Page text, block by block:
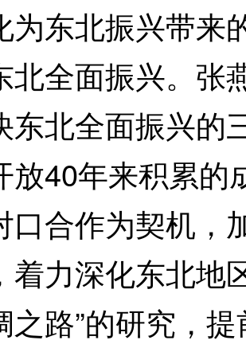
为东北振兴带来
北全面振兴。张
东北全面振兴的
放40年来积累的
口合作为契机，
着力深化东北地
之路”的研究，